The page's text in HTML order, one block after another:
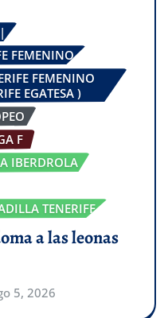
FEMENINO
FEMENINO
EGATESA )
F
IBERDROLA
TENERIFE
a las leonas
5, 2026